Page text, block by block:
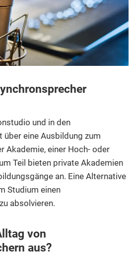
und in den
über eine Ausbildung zum
Akademie, einer Hoch- oder
Teil bieten private Akademien
an. Eine Alternative
Studium einen
absolvieren.
von
aus?